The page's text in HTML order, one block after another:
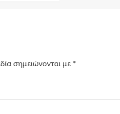
σημειώνονται με *